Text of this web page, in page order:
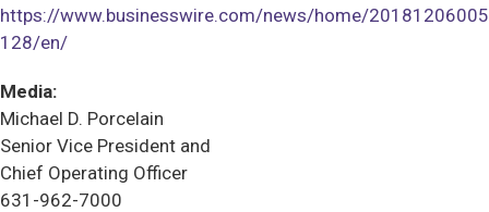
https://www.businesswire.com/news/home/20181206005
128/en/
Media:
Michael D. Porcelain
Senior Vice President and
Chief Operating Officer
631-962-7000